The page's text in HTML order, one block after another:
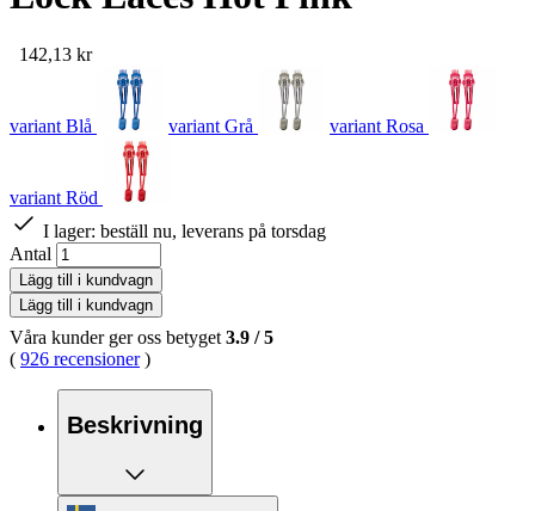
142,13 kr
variant Blå variant Grå variant Rosa
variant Röd
I lager: beställ nu, leverans på torsdag
Antal
Lägg till i kundvagn
Lägg till i kundvagn
Våra kunder ger oss betyget 3.9 /5
( 926 recensioner)
Beskrivning